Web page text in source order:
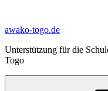
springen
awako-togo.de
Unterstützung für die
Togo